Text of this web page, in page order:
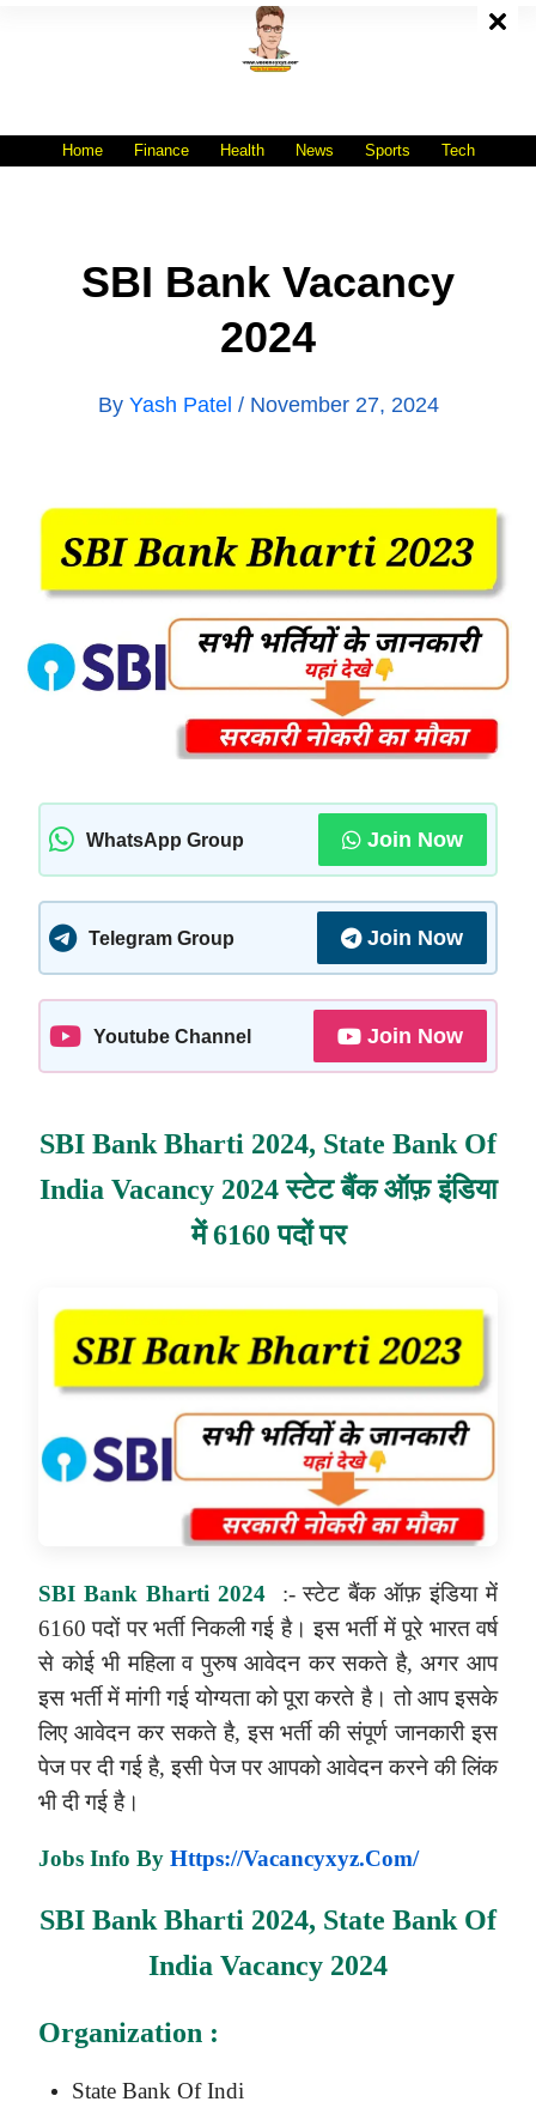
Home Finance Health News Sports Tech
SBI Bank Vacancy
2024
By Yash Patel / November 27, 2024
WhatsApp Group Join Now
Telegram Group Join Now
Youtube Channel Join Now
SBI Bank Bharti 2024, State Bank Of
India Vacancy 2024 स्टेट बैंक ऑफ़ इंडिया
में 6160 पदों पर
SBI Bank Bharti 2024:-स्टेट बैंक ऑफ़ इंडिया में
6160 पदों पर भर्ती निकली गई है। इस भर्ती में पूरे भारत वर्ष
से कोई भी महिला व पुरुष आवेदन कर सकते है, अगर आप
इस भर्ती में मांगी गई योग्यता को पूरा करते है। तो आप इसके
लिए आवेदन कर सकते है, इस भर्ती की संपूर्ण जानकारी इस
पेज पर दी गई है, इसी पेज पर आपको आवेदन करने की लिंक
भी दी गई है।
Jobs Info By Https://vacancyxyz.com/
SBI Bank Bharti 2024, State Bank Of
India Vacancy 2024
Organization :
State Bank Of Indi